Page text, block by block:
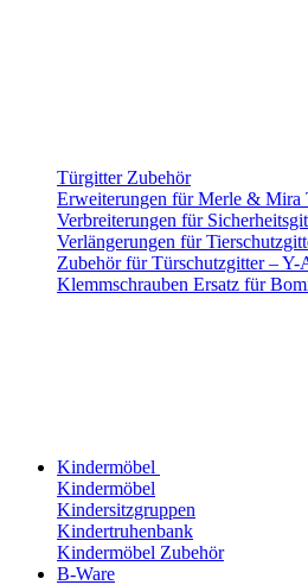
Türgitter Zubehör
Erweiterungen für Merle & Mira
Verbreiterungen für
Verlängerungen für
Zubehör für Türschutzgitter – Y-
Klemmschrauben Ersatz für
Kindermöbel
Kindermöbel
Kindersitzgruppen
Kindertruhenbank
Kindermöbel Zubehör
B-Ware